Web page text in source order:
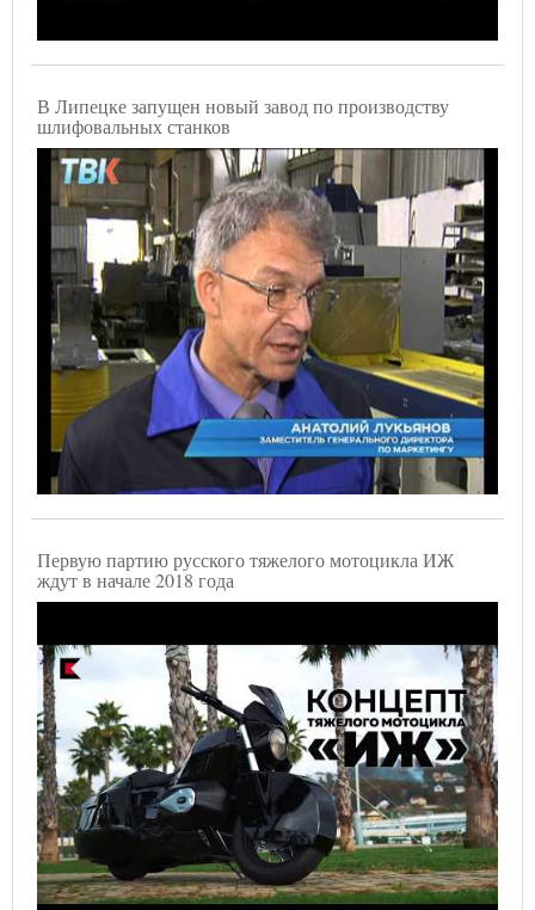
В Липецке запущен новый завод по производству
шлифовальных станков
Первую партию русского тяжелого мотоцикла ИЖ
ждут в начале 2018 года